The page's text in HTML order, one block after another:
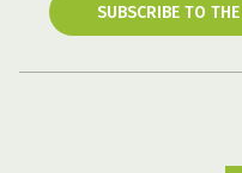
SUBSCRIBE TO